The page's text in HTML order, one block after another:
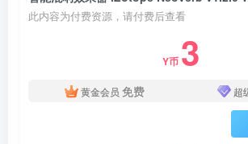
此内容为付费资源，请付费后查看
Y币 3
黄金会员 免费 超